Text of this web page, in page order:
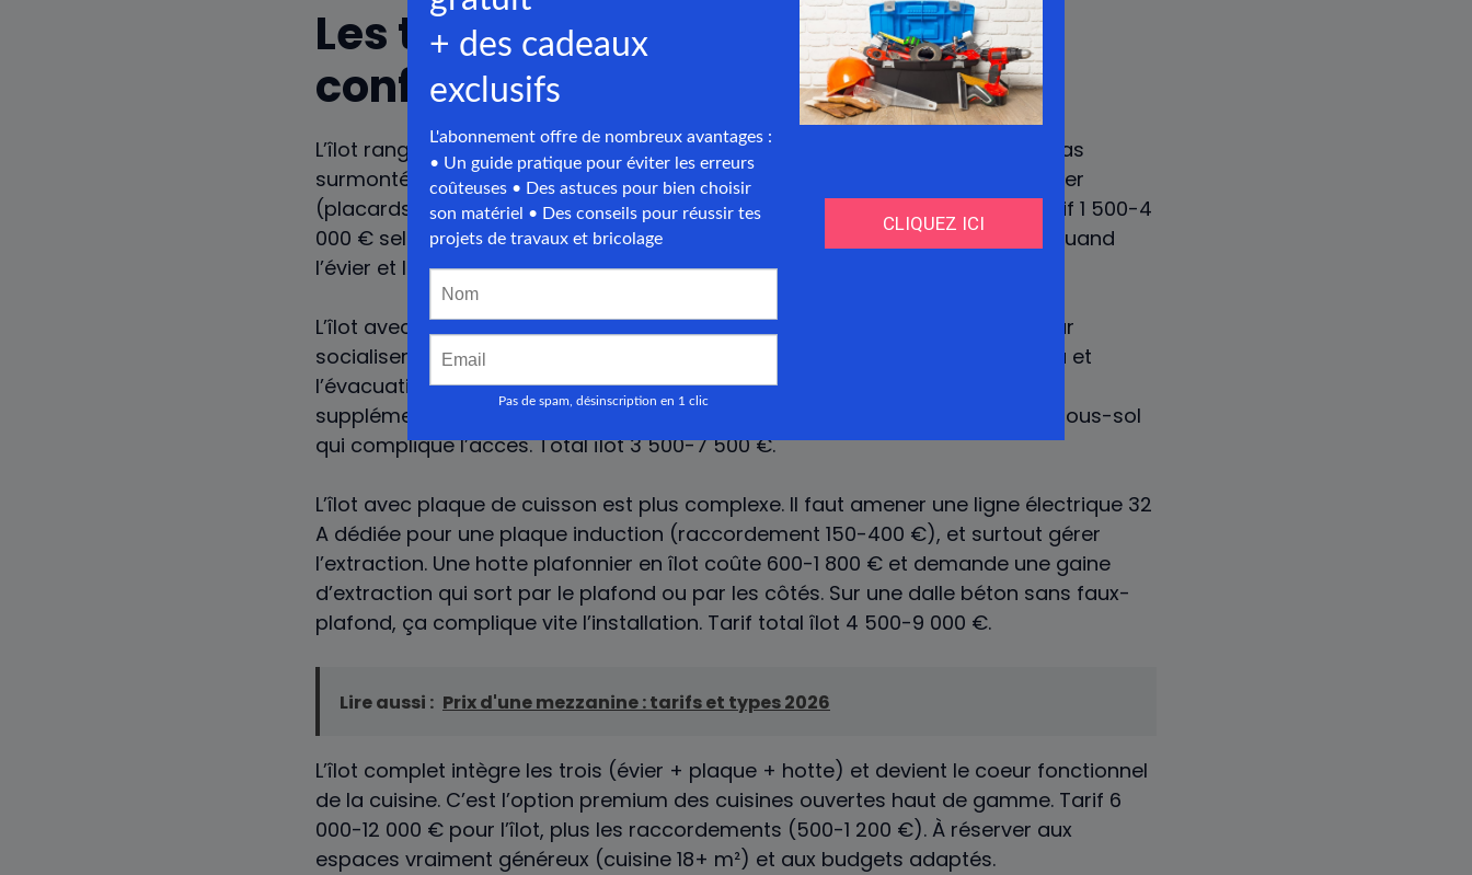
Les types d’îlots et leurs
configurations
L’îlot rangement pur reste l’option la plus simple. C’est un bloc de meubles bas
surmonté d’un plan de travail, sans aucun équipement intégré. Il sert à stocker
(placards, tiroirs) et à offrir une surface de préparation supplémentaire. Tarif 1 500-4
000 € selon les finitions et le plan de travail choisi. C’est le bon compromis quand
l’évier et la plaque restent contre un mur.
L’îlot avec évier déplace le poste lavage au centre de la cuisine. Pratique pour
socialiser pendant qu’on prépare, mais ça veut dire faire venir l’arrivée d’eau et
l’évacuation jusqu’au milieu de la pièce. Comptez 200-500 € de plomberie
supplémentaire sur sol béton (carottage de dalle), plus si vide sanitaire ou sous-sol
qui complique l’accès. Total îlot 3 500-7 500 €.
L’îlot avec plaque de cuisson est plus complexe. Il faut amener une ligne électrique 32
A dédiée pour une plaque induction (raccordement 150-400 €), et surtout gérer
l’extraction. Une hotte plafonnier en îlot coûte 600-1 800 € et demande une gaine
d’extraction qui sort par le plafond ou par les côtés. Sur une dalle béton sans faux-
plafond, ça complique vite l’installation. Tarif total îlot 4 500-9 000 €.
Lire aussi : Prix d'une mezzanine : tarifs et types 2026
L’îlot complet intègre les trois (évier + plaque + hotte) et devient le coeur fonctionnel
de la cuisine. C’est l’option premium des cuisines ouvertes haut de gamme. Tarif 6
000-12 000 € pour l’îlot, plus les raccordements (500-1 200 €). À réserver aux
espaces vraiment généreux (cuisine 18+ m²) et aux budgets adaptés.